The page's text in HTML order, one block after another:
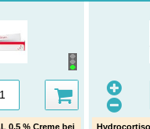
0,5 % Creme bei